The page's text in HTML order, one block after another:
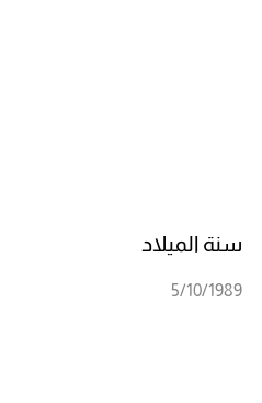
سنة الميلاد
5/10/1989